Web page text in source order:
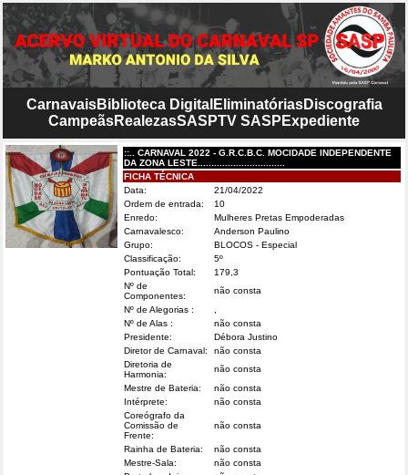
CarnavaisBiblioteca Digital EliminatóriasDiscografia
CampeãsRealezasSASPTV SASP Expediente
::.. CARNAVAL 2022 - G.R.C.B.C. MOCIDADE INDEPENDENTE
DA ZONA LESTE................................
FICHA TÉCNICA
Data:
21/04/2022
Ordem de entrada:
10
Enredo:
Mulheres Pretas Empoderadas
Carnavalesco:
Anderson Paulino
Grupo:
BLOCOS - Especial
Classificação:
5º
Pontuação Total:
179,3
Nº de
Componentes:
não consta
Nº de Alegorias :
Nº de Alas :
não consta
Presidente:
Débora Justino
Diretor de Carnaval:
não consta
Diretoria de
Harmonia:
não consta
Mestre de Bateria:
não consta
Intérprete:
não consta
Coreógrafo da
Comissão de
Frente:
não consta
Rainha de Bateria:
não consta
Mestre-Sala:
não consta